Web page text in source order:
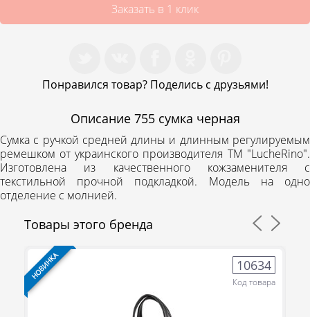
Заказать в 1 клик
Понравился товар? Поделись с друзьями!
Описание 755 сумка черная
Сумка с ручкой средней длины и длинным регулируемым
ремешком от украинского производителя ТМ "LucheRino".
Изготовлена из качественного кожзаменителя с
текстильной прочной подкладкой. Модель на одно
отделение с молнией.
Товары этого бренда
НОВИНКА 10634
Код товара